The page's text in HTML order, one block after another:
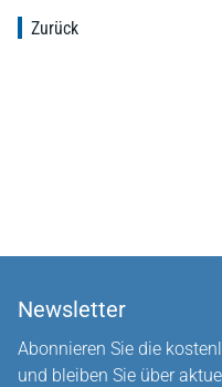
Zurück
Newsletter
Abonnieren Sie die
und bleiben Sie über